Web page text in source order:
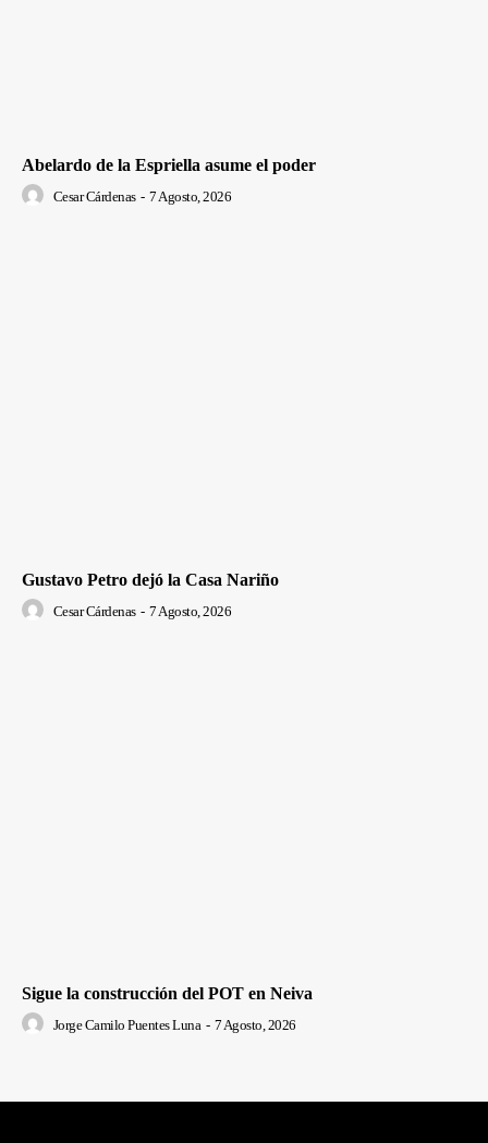
Abelardo de la Espriella asume el poder
Cesar Cárdenas - 7 Agosto, 2026
Gustavo Petro dejó la Casa Nariño
Cesar Cárdenas - 7 Agosto, 2026
Sigue la construcción del POT en Neiva
Jorge Camilo Puentes Luna - 7 Agosto, 2026